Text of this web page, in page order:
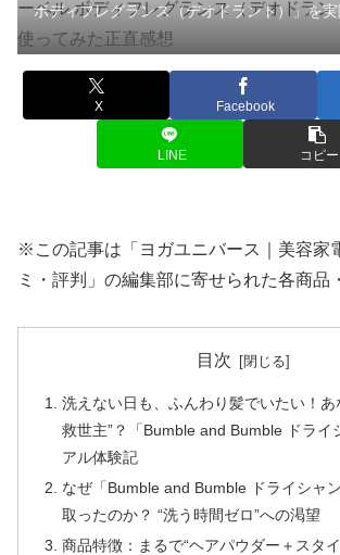
ボディフレグランス（デオドラント）」を
X Facebook
LINE コピー
※この記事は「ヨガユニバース｜美容家
ミ・評判」の編集部に寄せられた各商品
目次
洗えない日も、ふんわり髪でいたい！あ
救世主”？「Bumble and Bumble ドライ
アル体験記
なぜ「Bumble and Bumble ドライシャ
取ったのか？ “洗う時間ゼロ”への渇望
商品特徴：まるで“ヘアパウダー＋スタ